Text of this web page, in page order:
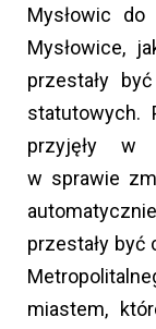
Mysłowic do
Mysłowice,
przestały
statutowych.
przyjęły w
w sprawie
przestały być
miastem,